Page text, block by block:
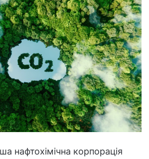
нафтохімічна корпорація